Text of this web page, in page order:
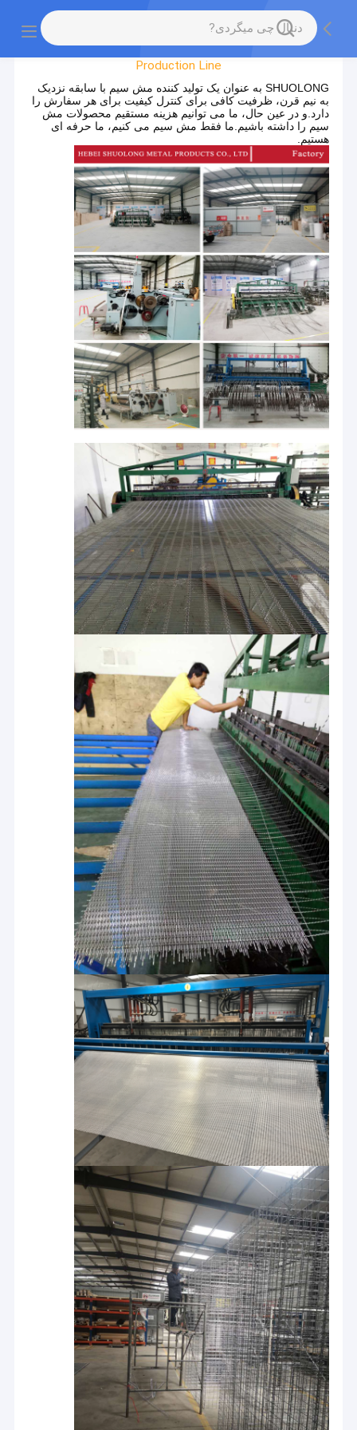
Factory Tour
Production Line
SHUOLONG به عنوان یک تولید کننده مش سیم با سابقه نزدیک
به نیم قرن، ظرفیت کافی برای کنترل کیفیت برای هر سفارش را
دارد.و در عین حال، ما می توانیم هزینه مستقیم محصولات مش
سیم را داشته باشیم.ما فقط مش سیم می کنیم، ما حرفه ای
هستیم.